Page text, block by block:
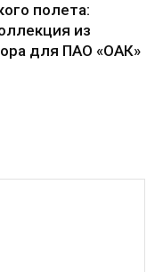
полета:
из
для ПАО «ОАК»